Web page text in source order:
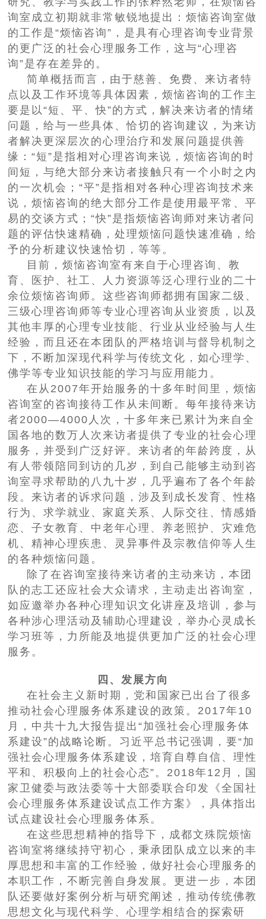
询室成立初期就非常敏锐地提出：烦恼咨询室做
的工作是“烦恼咨询”，是具有心理咨询专业背景
的更广泛的社会心理服务工作，这与“心理咨
询”是存在差异的。
简单概括而言，由于慈善、免费、来访者特
点以及工作环境等具体因素，烦恼咨询的工作主
要是以“短、平、快”的方式，解决来访者的情绪
问题，给与一些具体、恰切的咨询建议，为来访
者解决更深层次的心理治疗和发展问题提供善
缘：“短”是指相对心理咨询来说，烦恼咨询的时
间短，与绝大部分来访者接触只有一个小时之内
的一次机会；“平”是指相对各种心理咨询技术来
说，烦恼咨询的绝大部分工作是使用最平常、平
易的交谈方式；“快”是指烦恼咨询师对来访者问
题的评估快速精确，处理烦恼问题快速准确，给
予的分析建议快速恰切，等等。
目前，烦恼咨询室有来自于心理咨询、教
育、医护、社工、人力资源等泛心理行业的二十
余位烦恼咨询师。这些咨询师都拥有国家二级、
三级心理咨询师等专业心理咨询从业资质，以及
其他丰厚的心理专业技能、行业从业经验与人生
经验，而且还在本团队的严格培训与督导机制之
下，不断加深现代科学与传统文化，如心理学、
佛学等专业知识技能的学习与应用能力。
在从2007年开始服务的十多年时间里，烦恼
咨询室的咨询接待工作从未间断。每年接待来访
者2000—4000人次，十多年来已累计为来自全
国各地的数万人次来访者提供了专业的社会心理
服务，并受到广泛好评。来访者的年龄跨度，从
有人带领陪同到访的几岁，到自己能够主动到咨
询室寻求帮助的八九十岁，几乎遍布了各个年龄
段。来访者的诉求问题，涉及到成长发育、性格
行为、求学就业、家庭关系、人际交往、情感婚
恋、子女教育、中老年心理、养老照护、灾难危
机、精神心理疾患、灵异事件及宗教信仰等人生
的各种烦恼问题。
除了在咨询室接待来访者的主动来访，本团
队的志工还应社会大众请求，主动走出咨询室，
如应邀举办各种心理知识文化讲座及培训，参与
各种涉心理活动及辅助心理建设，举办心灵成长
学习班等，力所能及地提供更加广泛的社会心理
服务。
四、发展方向
在社会主义新时期，党和国家已出台了很多
推动社会心理服务体系建设的政策。2017年10
月，中共十九大报告提出“加强社会心理服务体
系建设”的战略论断。习近平总书记强调，要“加
强社会心理服务体系建设，培育自尊自信、理性
平和、积极向上的社会心态”。2018年12月，国
家卫健委与政法委等十大部委联合印发《全国社
会心理服务体系建设试点工作方案》，具体指出
试点建设社会心理服务体系。
在这些思想精神的指导下，成都文殊院烦恼
咨询室将继续持守初心，秉承团队成立以来的丰
厚思想和丰富的工作经验，做好社会心理服务的
本职工作，不断完善自身发展。更进一步，本团
队还要做好案例分析与研究阐述，推动传统佛教
思想文化与现代科学、心理学相结合的探索研